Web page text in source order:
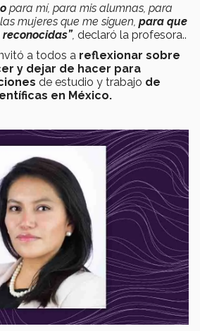
para mí, para mis alumnas, para
mujeres que me siguen, para que
, declaró la profesora..
a todos a reflexionar sobre
y dejar de hacer para
de estudio y trabajo de
en México.